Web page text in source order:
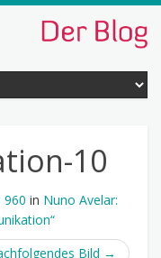
10
960 in Nuno Avelar:
Bild →